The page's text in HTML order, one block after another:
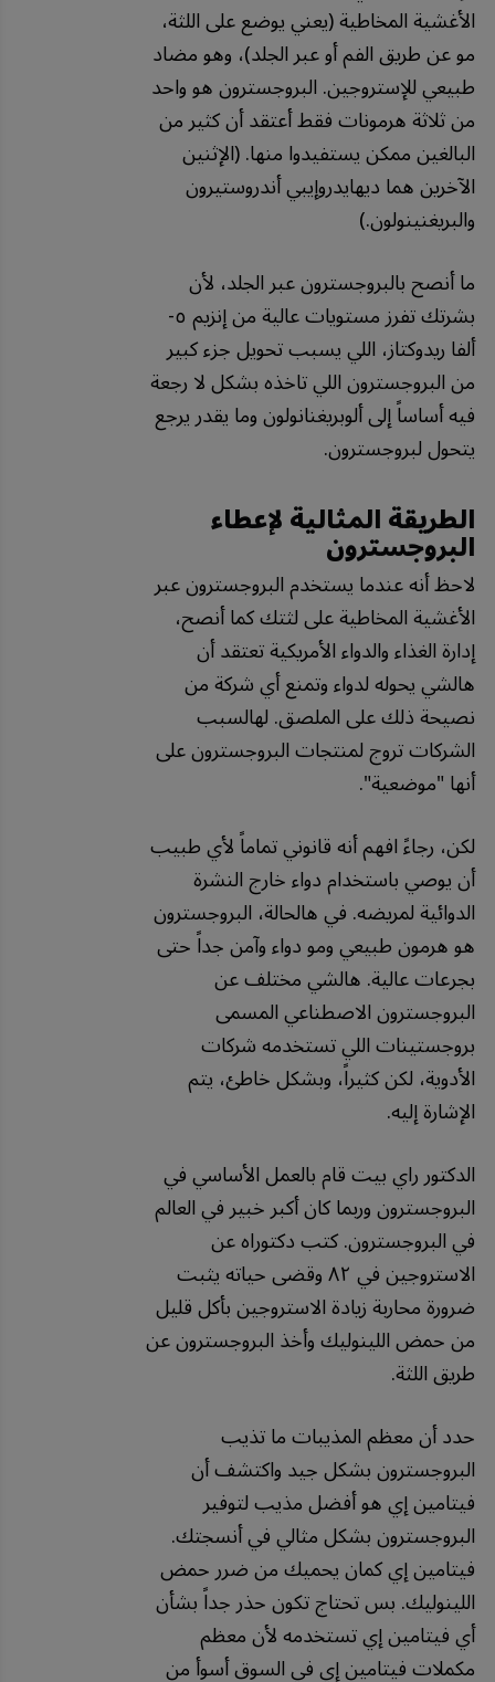
الأغشية المخاطية (يعني يوضع على اللثة،
مو عن طريق الفم أو عبر الجلد)، وهو مضاد
طبيعي للإستروجين. البروجسترون هو واحد
من ثلاثة هرمونات فقط أعتقد أن كثير من
البالغين ممكن يستفيدوا منها. (الإثنين
الآخرين هما ديهايدروإيبي أندروستيرون
والبريغنينولون.)
ما أنصح بالبروجسترون عبر الجلد، لأن
بشرتك تفرز مستويات عالية من إنزيم ٥-
ألفا ريدوكتاز، اللي يسبب تحويل جزء كبير
من البروجسترون اللي تاخذه بشكل لا رجعة
فيه أساساً إلى ألوبريغنانولون وما يقدر يرجع
يتحول لبروجسترون.
الطريقة المثالية لإعطاء
البروجسترون
لاحظ أنه عندما يستخدم البروجسترون عبر
الأغشية المخاطية على لثتك كما أنصح،
إدارة الغذاء والدواء الأمريكية تعتقد أن
هالشي يحوله لدواء وتمنع أي شركة من
نصيحة ذلك على الملصق. لهالسبب
الشركات تروج لمنتجات البروجسترون على
أنها "موضعية".
لكن، رجاءً افهم أنه قانوني تماماً لأي طبيب
أن يوصي باستخدام دواء خارج النشرة
الدوائية لمريضه. في هالحالة، البروجسترون
هو هرمون طبيعي ومو دواء وآمن جداً حتى
بجرعات عالية. هالشي مختلف عن
البروجسترون الاصطناعي المسمى
بروجستينات اللي تستخدمه شركات
الأدوية، لكن كثيراً، وبشكل خاطئ، يتم
الإشارة إليه.
الدكتور راي بيت قام بالعمل الأساسي في
البروجسترون وربما كان أكبر خبير في العالم
في البروجسترون. كتب دكتوراه عن
الاستروجين في ٨٢ وقضى حياته يثبت
ضرورة محاربة زيادة الاستروجين بأكل قليل
من حمض اللينوليك وأخذ البروجسترون عن
طريق اللثة.
حدد أن معظم المذيبات ما تذيب
البروجسترون بشكل جيد واكتشف أن
فيتامين إي هو أفضل مذيب لتوفير
البروجسترون بشكل مثالي في أنسجتك.
فيتامين إي كمان يحميك من ضرر حمض
اللينوليك. بس تحتاج تكون حذر جداً بشأن
أي فيتامين إي تستخدمه لأن معظم
مكملات فيتامين إي في السوق أسوأ من